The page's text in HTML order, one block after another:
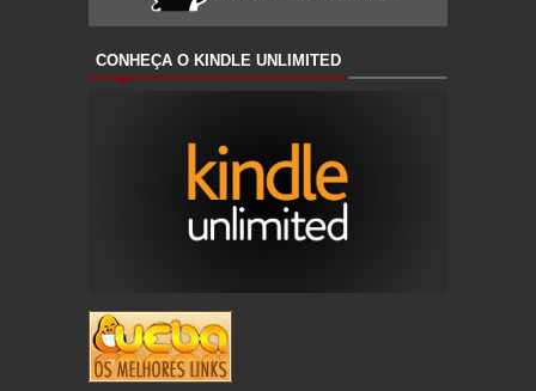
CONHEÇA O KINDLE UNLIMITED